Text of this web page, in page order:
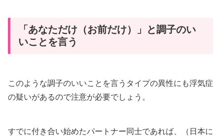
「あなただけ（お前だけ）」と調子のい
いことを言う
このような調子のいいことを言うタイプの異性にも浮気症
の疑いがあるので注意が必要でしょう。
すでに付き合い始めたパートナー同士であれば、（日本に